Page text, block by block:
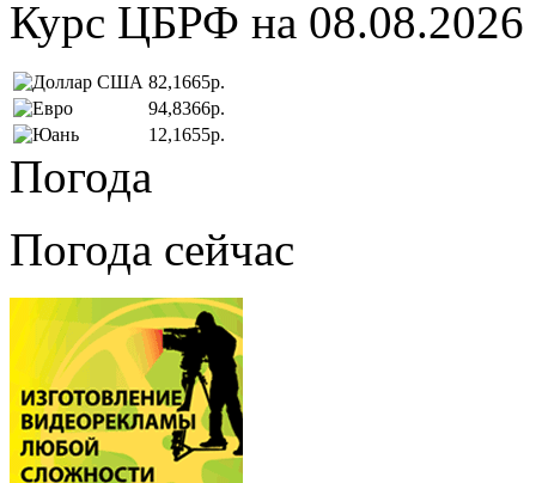
Курс ЦБРФ на 08.08.2026
82,1665р.
94,8366р.
12,1655р.
Погода
Погода сейчас